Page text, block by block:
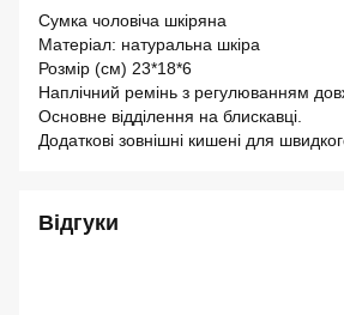
Сумка чоловіча шкіряна
Матеріал: натуральна шкіра
Розмір (см) 23*18*6
Наплічний ремінь з регулюванням
Основне відділення на блискавці.
Додаткові зовнішні кишені для
Відгуки